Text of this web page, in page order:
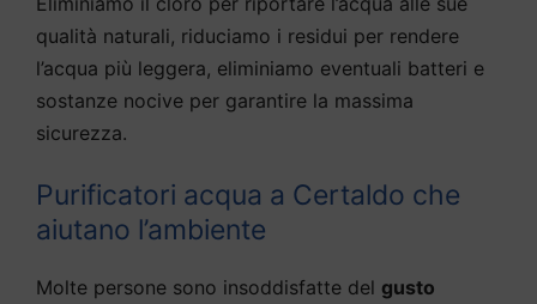
qualità naturali, riduciamo i residui per rendere
l’acqua più leggera, eliminiamo eventuali batteri e
sostanze nocive per garantire la massima
sicurezza.
Purificatori acqua a Certaldo che
aiutano l’ambiente
Molte persone sono insoddisfatte del gusto